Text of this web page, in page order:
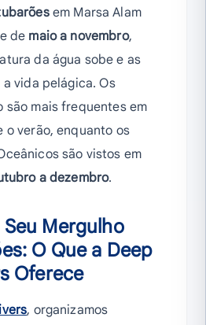
em Marsa Alam
de maio a novembro,
da água sobe e as
vida pelágica. Os
são mais frequentes em
o verão, enquanto os
são vistos em
a dezembro.
Mergulho
O Que a Deep
Oferece
, organizamos